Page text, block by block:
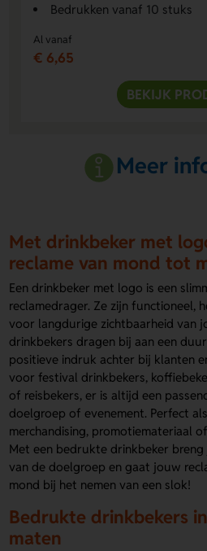
Bedrukken vanaf 10 stuks
Al vanaf
€ 6,65
BEKIJK
Meer
Met drinkbeker met
reclame van mond tot
Een drinkbeker met logo is een
reclamedrager. Ze zijn functioneel,
voor langdurige zichtbaarheid van
drinkbekers dragen bij aan een
positieve indruk achter bij klanten
voor festival drinkbekers,
of reisbekers, er is altijd een
doelgroep of evenement. Perfect
merchandising, promotiemateriaal
Met een bedrukte drinkbeker
van de doelgroep en gaat jouw
mond bij het nemen van een slok!
Bedrukte drinkbekers
maten